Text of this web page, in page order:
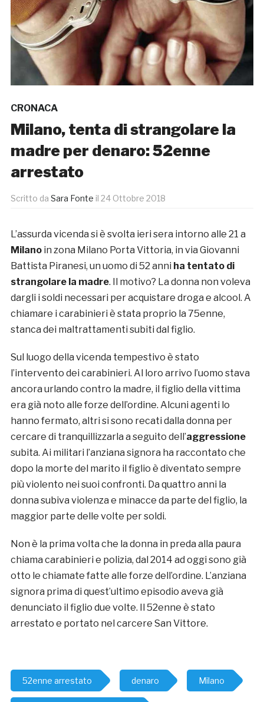
CRONACA
Milano, tenta di strangolare la
madre per denaro: 52enne
arrestato
Scritto da Sara Fonte il 24 Ottobre 2018
L’assurda vicenda si è svolta ieri sera intorno alle 21 a
Milano in zona Milano Porta Vittoria, in via Giovanni
Battista Piranesi, un uomo di 52 anni ha tentato di
strangolare la madre. Il motivo? La donna non voleva
dargli i soldi necessari per acquistare droga e alcool. A
chiamare i carabinieri è stata proprio la 75enne,
stanca dei maltrattamenti subiti dal figlio.
Sul luogo della vicenda tempestivo è stato
l’intervento dei carabinieri. Al loro arrivo l’uomo stava
ancora urlando contro la madre, il figlio della vittima
era già noto alle forze dell’ordine. Alcuni agenti lo
hanno fermato, altri si sono recati dalla donna per
cercare di tranquillizzarla a seguito dell’aggressione
subita. Ai militari l’anziana signora ha raccontato che
dopo la morte del marito il figlio è diventato sempre
più violento nei suoi confronti. Da quattro anni la
donna subiva violenza e minacce da parte del figlio, la
maggior parte delle volte per soldi.
Non è la prima volta che la donna in preda alla paura
chiama carabinieri e polizia, dal 2014 ad oggi sono già
otto le chiamate fatte alle forze dell’ordine. L’anziana
signora prima di quest’ultimo episodio aveva già
denunciato il figlio due volte. Il 52enne è stato
arrestato e portato nel carcere San Vittore.
52enne arrestato denaro Milano